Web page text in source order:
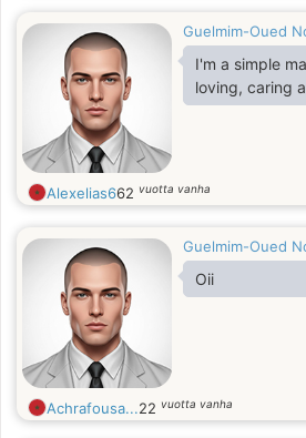
Guelmim-Oued
I'm a simple
loving, caring
Alexelias662 vuotta vanha
Guelmim-Oued
Oii
Achrafousa...22 vuotta vanha